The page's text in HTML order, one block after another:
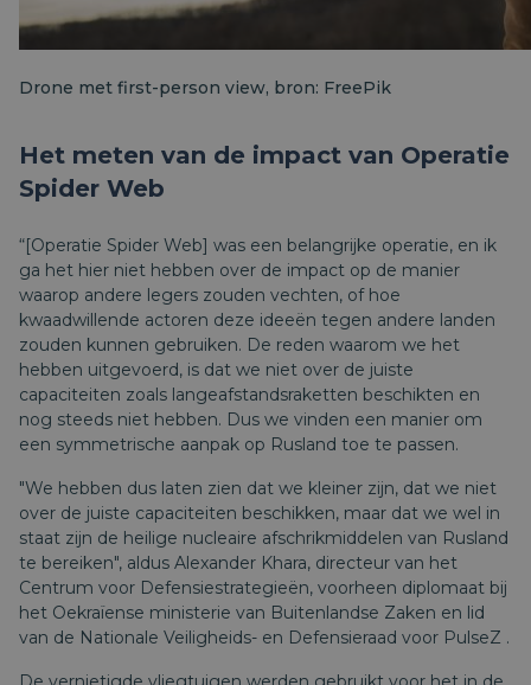
Drone met first-person view, bron: FreePik
Het meten van de impact van Operatie
Spider Web
“[Operatie Spider Web] was een belangrijke operatie, en ik
ga het hier niet hebben over de impact op de manier
waarop andere legers zouden vechten, of hoe
kwaadwillende actoren deze ideeën tegen andere landen
zouden kunnen gebruiken. De reden waarom we het
hebben uitgevoerd, is dat we niet over de juiste
capaciteiten zoals langeafstandsraketten beschikten en
nog steeds niet hebben. Dus we vinden een manier om
een ​​symmetrische aanpak op Rusland toe te passen.
"We hebben dus laten zien dat we kleiner zijn, dat we niet
over de juiste capaciteiten beschikken, maar dat we wel in
staat zijn de heilige nucleaire afschrikmiddelen van Rusland
te bereiken", aldus Alexander Khara, directeur van het
Centrum voor Defensiestrategieën, voorheen diplomaat bij
het Oekraïense ministerie van Buitenlandse Zaken en lid
van de Nationale Veiligheids- en Defensieraad voor PulseZ .